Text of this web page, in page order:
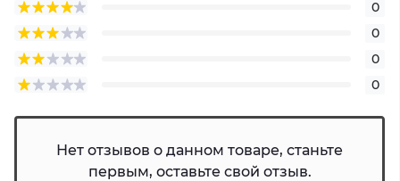
0
0
0
0
Нет отзывов о данном товаре, станьте
первым, оставьте свой отзыв.